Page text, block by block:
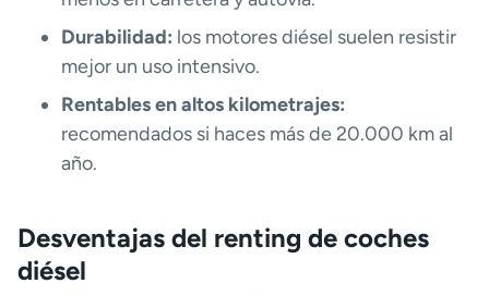
Durabilidad: los motores diésel suelen resistir
mejor un uso intensivo.
Rentables en altos kilometrajes:
recomendados si haces más de 20.000 km al
año.
Desventajas del renting de coches
diésel